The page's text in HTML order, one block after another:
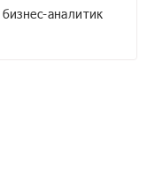
аналитик